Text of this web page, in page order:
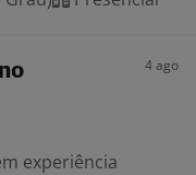
4 ago
experiência